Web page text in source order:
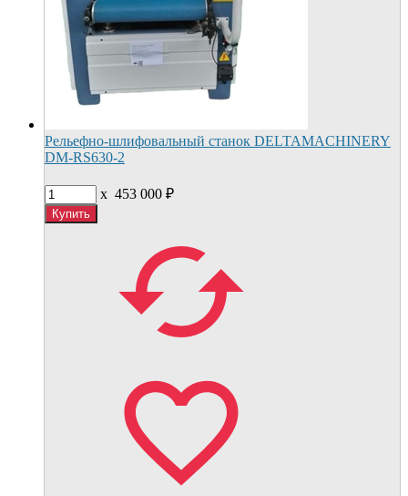
Рельефно-шлифовальный станок DELTAMACHINERY
DM-RS630-2
x 453 000 ₽